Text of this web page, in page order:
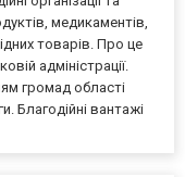
медикаментів,
товарів. Про це
адміністрації.
громад області
Благодійні вантажі